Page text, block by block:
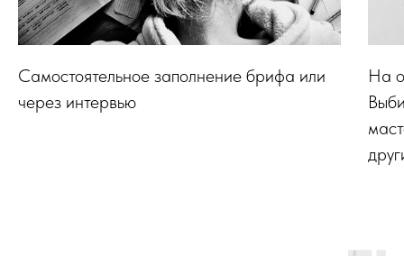
Самостоятельное заполнение брифа или
через интервью
На